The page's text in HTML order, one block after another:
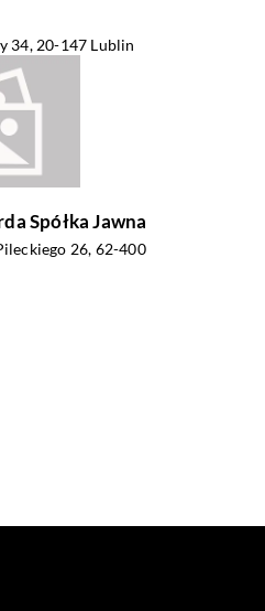
34, 20-147 Lublin
Spółka Jawna
26, 62-400